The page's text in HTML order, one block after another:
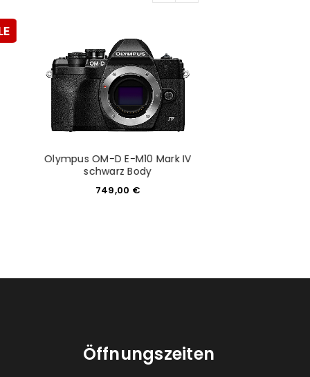
Olympus OM-D E-M10 Mark IV
schwarz Body
749,00 €
Öffnungszeiten